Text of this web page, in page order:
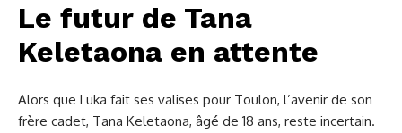
Le futur de Tana
Keletaona en attente
Alors que Luka fait ses valises pour Toulon, l’avenir de son
frère cadet, Tana Keletaona, âgé de 18 ans, reste incertain.